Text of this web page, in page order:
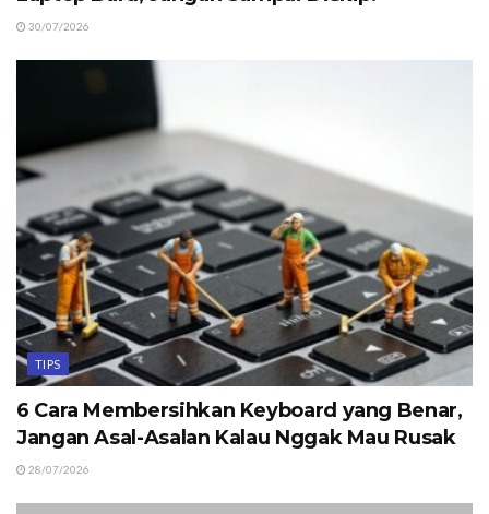
30/07/2026
TIPS
6 Cara Membersihkan Keyboard yang Benar,
Jangan Asal-Asalan Kalau Nggak Mau Rusak
28/07/2026